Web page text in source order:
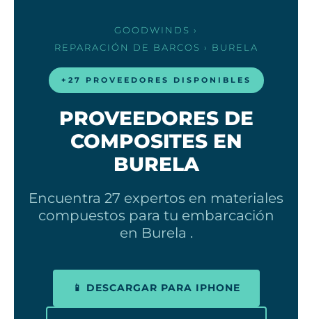
GOODWINDS ›
REPARACIÓN DE BARCOS › BURELA
+27 PROVEEDORES DISPONIBLES
PROVEEDORES DE
COMPOSITES EN
BURELA
Encuentra 27 expertos en materiales
compuestos para tu embarcación
en Burela .
📱 DESCARGAR PARA IPHONE